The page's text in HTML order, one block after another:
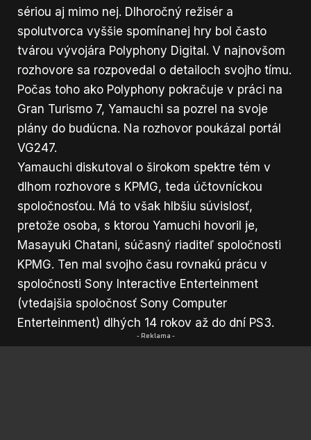
sériou aj mimo nej. Dlhoročný režisér a
spolutvorca vyššie spomínanej hry bol často
tvárou vývojára Polyphony Digital. V najnovšom
rozhovore sa rozpovedal o detailoch svojho tímu.
Počas toho ako Polyphony pokračuje v práci na
Gran Turismo 7, Yamauchi sa pozrel na svoje
plány do budúcna. Na rozhovor poukázal portál
VG247.
Yamauchi diskutoval o širokom spektre tém v
dlhom rozhovore s KPMG, teda účtovníckou
spoločnosťou. Má to však hlbšiu súvislosť,
pretože osoba, s ktorou Yamuchi hovoril je,
Masayuki Chatani, súčasný riaditeľ spoločnosti
KPMG. Ten mal svojho času rovnakú prácu v
spoločnosti Sony Interactive Enterteinment
(vtedajšia spoločnosť Sony Computer
Enterteinment) dlhých 14 rokov až do dní PS3.
- Reklama -